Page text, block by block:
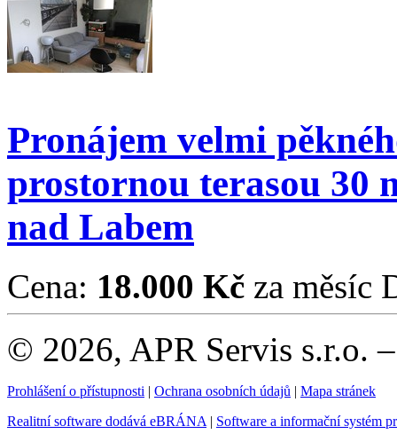
Pronájem velmi
prostornou terasou 30
nad Labem
Cena: 18.000 Kč za měsíc
© 2026, APR Servis s.r.o.
Prohlášení o přístupnosti | Ochrana osobních údajů | Mapa stránek
Realitní software dodává eBRÁNA | Software a informační systém